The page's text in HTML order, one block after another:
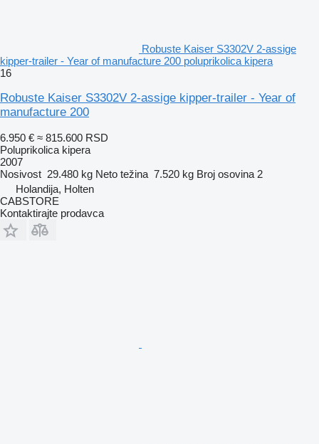
Robuste Kaiser S3302V 2-assige
kipper-trailer - Year of manufacture 200 poluprikolica kipera
16
Robuste Kaiser S3302V 2-assige kipper-trailer - Year of
manufacture 200
6.950 € ≈ 815.600 RSD
Poluprikolica kipera
2007
Nosivost 29.480 kg Neto težina 7.520 kg Broj osovina 2
Holandija, Holten
CABSTORE
Kontaktirajte prodavca